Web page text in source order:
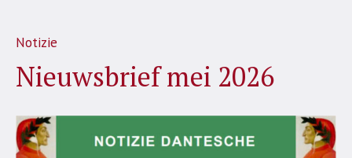
Notizie
Nieuwsbrief mei 2026